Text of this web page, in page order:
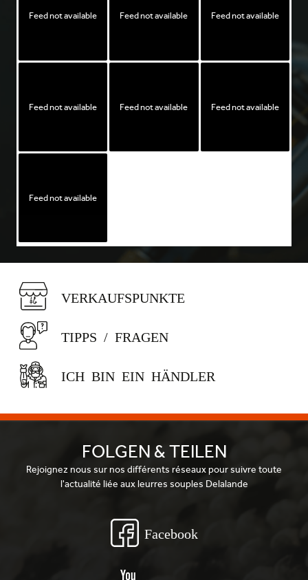
Feed not available Feed not available Feed not available
Feed not available Feed not available Feed not available
Feed not available
VERKAUFSPUNKTE
TIPPS / FRAGEN
ICH BIN EIN HÄNDLER
FOLGEN & TEILEN
Rejoignez nous sur nos différents réseaux pour suivre toute
l'actualité liée aux leurres souples Delalande
Facebook